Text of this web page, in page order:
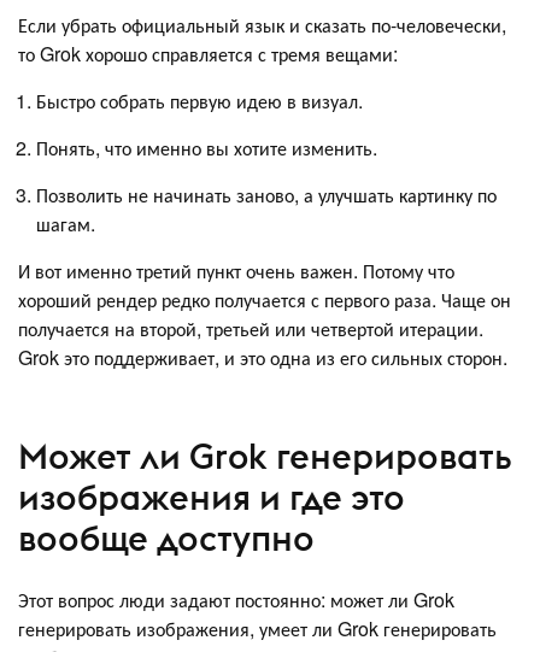
Если убрать официальный язык и сказать по-человечески,
то Grok хорошо справляется с тремя вещами:
Быстро собрать первую идею в визуал.
Понять, что именно вы хотите изменить.
Позволить не начинать заново, а улучшать картинку по
шагам.
И вот именно третий пункт очень важен. Потому что
хороший рендер редко получается с первого раза. Чаще он
получается на второй, третьей или четвертой итерации.
Grok это поддерживает, и это одна из его сильных сторон.
Может ли Grok генерировать
изображения и где это
вообще доступно
Этот вопрос люди задают постоянно: может ли Grok
генерировать изображения, умеет ли Grok генерировать